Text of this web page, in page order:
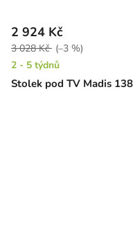
Stolek pod TV Madis 138
2 924 Kč
3 028 Kč (–3 %)
2 - 5 týdnů